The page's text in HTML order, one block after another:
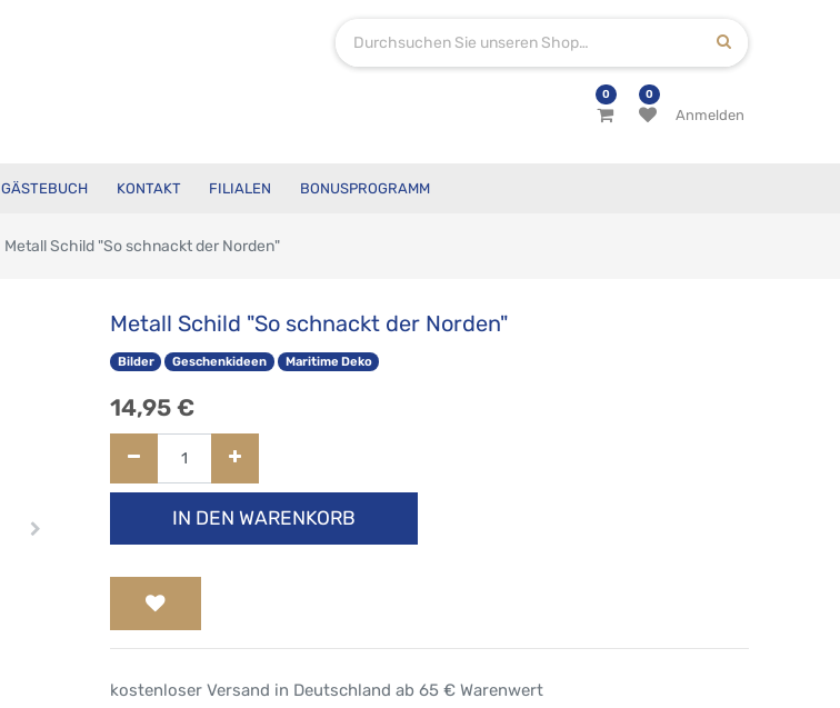
0 0
Anmelden
GÄSTEBUCH KONTAKT FILIALEN BONUSPROGRAMM
Metall Schild "So schnackt der Norden"
Metall Schild "So schnackt der Norden"
Bilder Geschenkideen Maritime Deko
14,95 €
IN DEN WARENKORB
kostenloser Versand in Deutschland ab 65 € Warenwert